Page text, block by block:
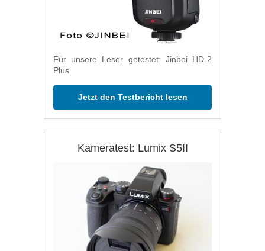
Für unsere Leser getestet: Jinbei HD-2
Plus.
Jetzt den Testbericht lesen
Kameratest: Lumix S5II